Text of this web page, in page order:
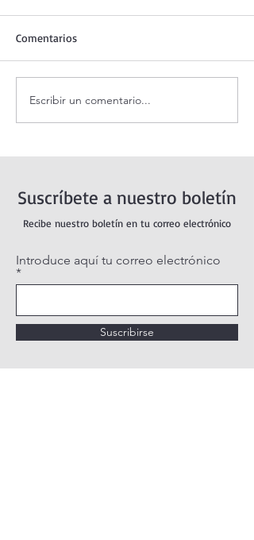
Evangelio de hoy Domingo
9 agosto 2026. El Hijo de
Comentarios
Escribir un comentario...
Suscríbete a nuestro boletín
Recibe nuestro boletín en tu correo electrónico
Introduce aquí tu correo electrónico
Suscribirse